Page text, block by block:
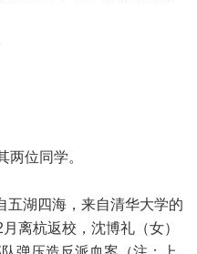
两位同学。
五湖四海，来自清华大学的
离杭返校，沈博礼（女）